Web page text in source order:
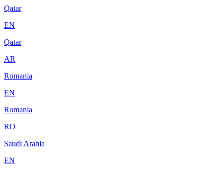
Qatar
EN
Qatar
AR
Romania
EN
Romania
RO
Saudi Arabia
EN